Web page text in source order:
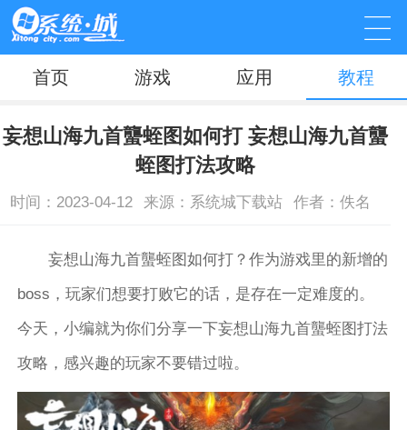
首页 游戏 应用 教程
妄想山海九首蠪蛭图如何打 妄想山海九首蠪
蛭图打法攻略
时间：2023-04-12 来源：系统城下载站 作者：佚名
妄想山海九首蠪蛭图如何打？作为游戏里的新增的
boss，玩家们想要打败它的话，是存在一定难度的。
今天，小编就为你们分享一下妄想山海九首蠪蛭图打法
攻略，感兴趣的玩家不要错过啦。